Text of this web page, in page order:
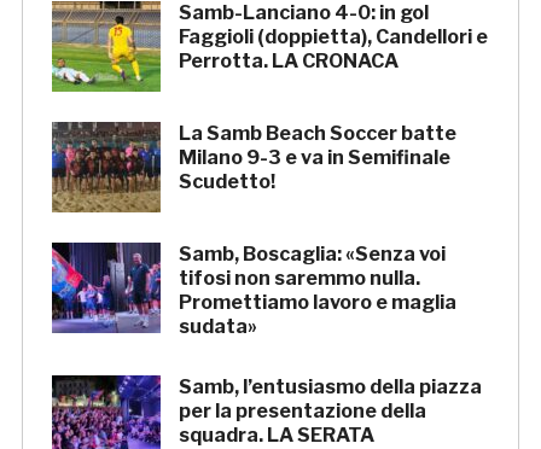
Samb-Lanciano 4-0: in gol
Faggioli (doppietta), Candellori e
Perrotta. LA CRONACA
La Samb Beach Soccer batte
Milano 9-3 e va in Semifinale
Scudetto!
Samb, Boscaglia: «Senza voi
tifosi non saremmo nulla.
Promettiamo lavoro e maglia
sudata»
Samb, l’entusiasmo della piazza
per la presentazione della
squadra. LA SERATA